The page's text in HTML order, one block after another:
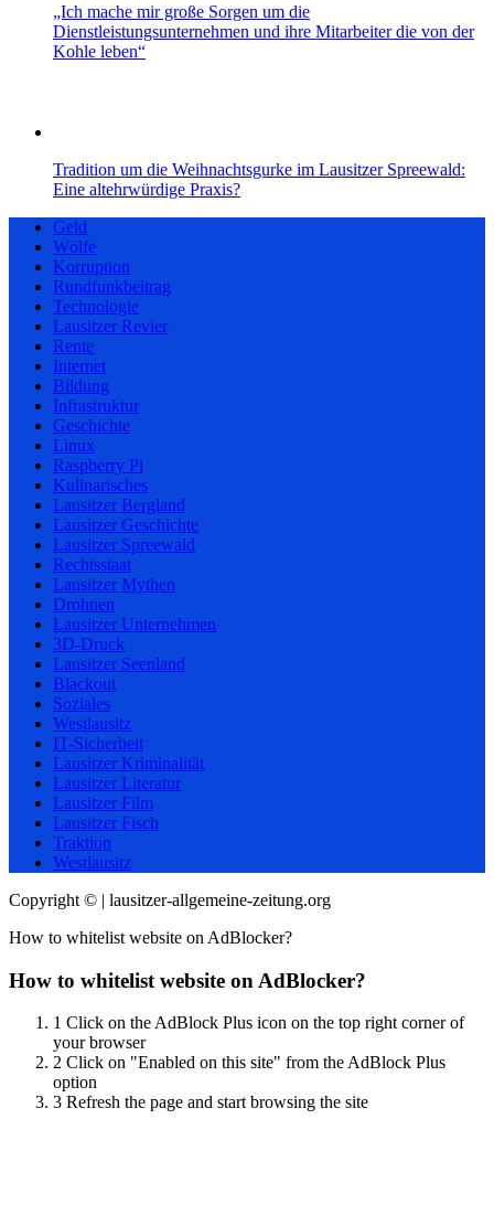
„Ich mache mir große Sorgen um die
Dienstleistungsunternehmen und ihre Mitarbeiter die von der
Kohle leben“
Tradition um die Weihnachtsgurke im Lausitzer Spreewald:
Eine altehrwürdige Praxis?
Geld
Wölfe
Korruption
Rundfunkbeitrag
Technologie
Lausitzer Revier
Rente
Internet
Bildung
Infrastruktur
Geschichte
Linux
Raspberry Pi
Kulinarisches
Lausitzer Bergland
Lausitzer Geschichte
Lausitzer Spreewald
Rechtsstaat
Lausitzer Mythen
Drohnen
Lausitzer Unternehmen
3D-Druck
Lausitzer Seenland
Blackout
Soziales
Westlausitz
IT-Sicherheit
Lausitzer Kriminalität
Lausitzer Literatur
Lausitzer Film
Lausitzer Fisch
Traktion
Westlausitz
Copyright © | lausitzer-allgemeine-zeitung.org
How to whitelist website on AdBlocker?
How to whitelist website on AdBlocker?
1 Click on the AdBlock Plus icon on the top right corner of
your browser
2 Click on "Enabled on this site" from the AdBlock Plus
option
3 Refresh the page and start browsing the site